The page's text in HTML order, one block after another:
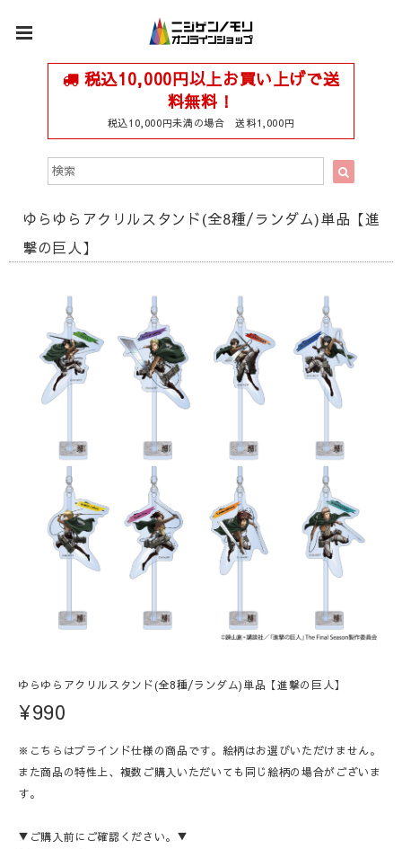
税込10,000円以上お買い上げで送
料無料！
税込10,000円未満の場合 送料1,000円
ゆらゆらアクリルスタンド(全8種/ランダム)単品【進
撃の巨人】
ゆらゆらアクリルスタンド(全8種/ランダム)単品【進撃の巨人】
¥990
※こちらはブラインド仕様の商品です。絵柄はお選びいただけません。
また商品の特性上、複数ご購入いただいても同じ絵柄の場合がございま
す。
▼ご購入前にご確認ください。▼